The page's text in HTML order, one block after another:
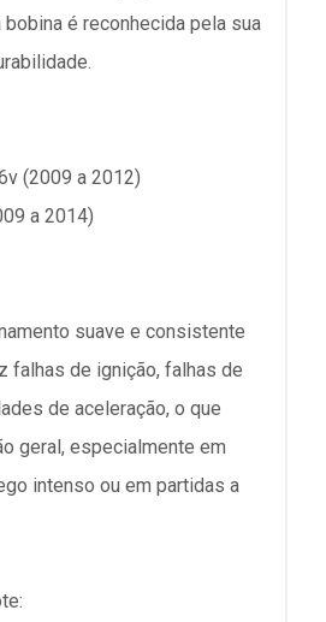
é reconhecida pela sua
(2009 a 2012)
a 2014)
suave e consistente
falhas de ignição, falhas de
de aceleração, o que
geral, especialmente em
intenso ou em partidas a